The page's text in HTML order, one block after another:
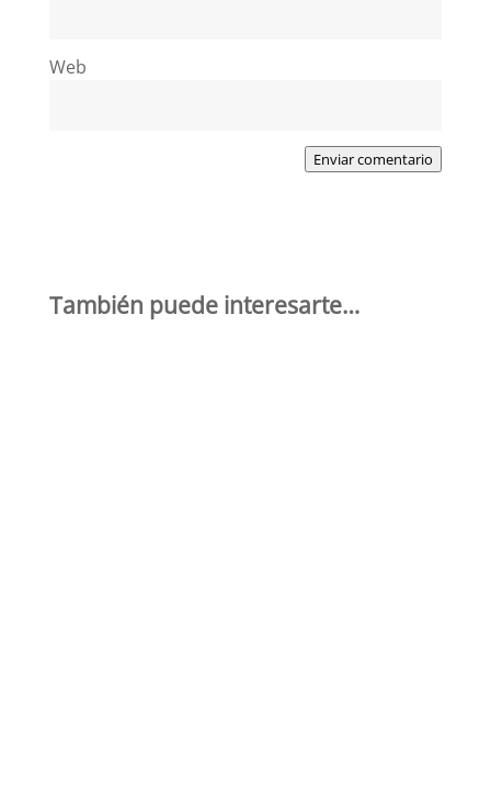
Web
Enviar comentario
También puede interesarte…